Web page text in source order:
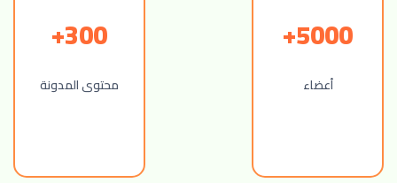
5000+
أعضاء
300+
محتوى المدونة